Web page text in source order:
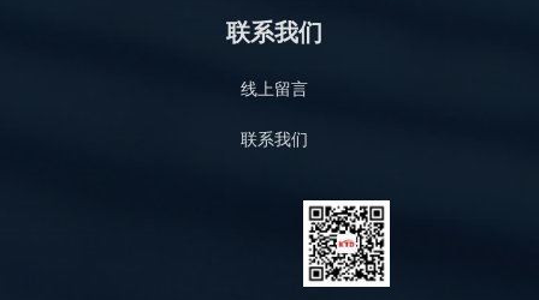
联系我们
线上留言
联系我们